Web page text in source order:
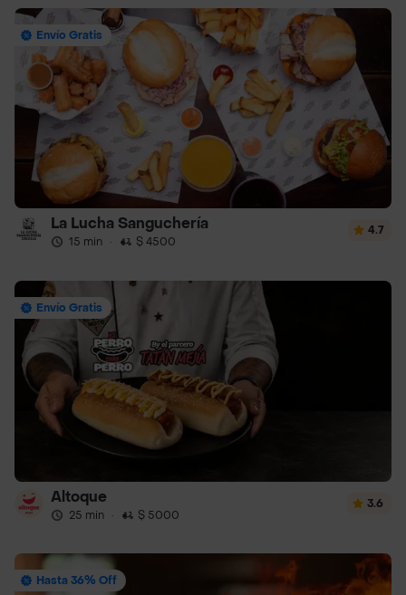
Envío Gratis
La Lucha Sanguchería
15 min · $ 4500
4.7
Envío Gratis
Altoque
25 min · $ 5000
3.6
Hasta 36% Off